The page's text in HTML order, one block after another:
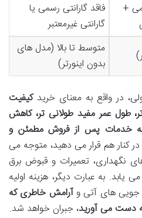
+
فاقد گارانتی رسمی یا
گارانتی غیرمعتبر
متوسط تا بالا (مدل های
بدون اینورتر)
در واقع به معنای خریدکیفیت
طول عمر مفید طولانی تر، کاهش
به خدمات پس از فروش مطمئن و
کنار هم قرار می دهید، متوجه می
نگهداری، تعمیرات و قبوض برق
به عبارت دیگر، هزینه اولیه
جویی های آتی وآرامش خاطری که
دست می آورید، جبران خواهد شد.